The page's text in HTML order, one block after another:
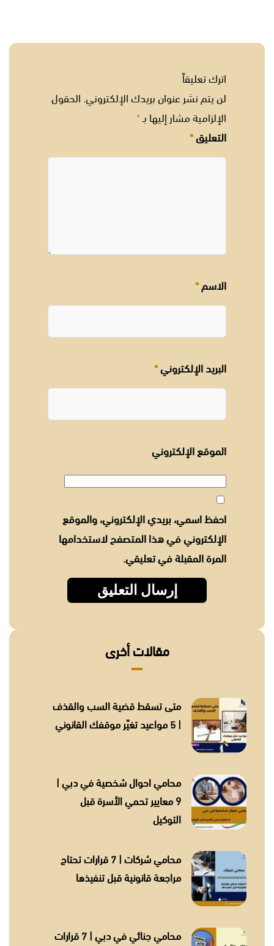
اترك تعليقاً
لن يتم نشر عنوان بريدك الإلكتروني. الحقول
الإلزامية مشار إليها بـ*
التعليق*
الاسم*
البريد الإلكتروني*
الموقع الإلكتروني
احفظ اسمي، بريدي الإلكتروني، والموقع
الإلكتروني في هذا المتصفح لاستخدامها
المرة المقبلة في تعليقي.
مقالات أخرى
متى تسقط قضية السب والقذف
| 5 مواعيد تغيّر موقفك القانوني
محامي احوال شخصية في دبي |
9 معايير تحمي الأسرة قبل
التوكيل
محامي شركات | 7 قرارات تحتاج
مراجعة قانونية قبل تنفيذها
محامي جنائي في دبي | 7 قرارات